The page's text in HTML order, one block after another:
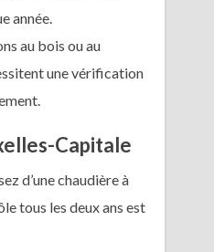
année.
au bois ou au
une vérification
Capitale
d’une chaudière à
tous les deux ans est